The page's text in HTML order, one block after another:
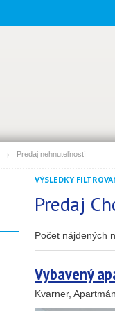
11
19
2
Predaj nehnuteľností
VÝSLEDKY
Predaj
Počet nájdených
Vybavený
Kvarner,